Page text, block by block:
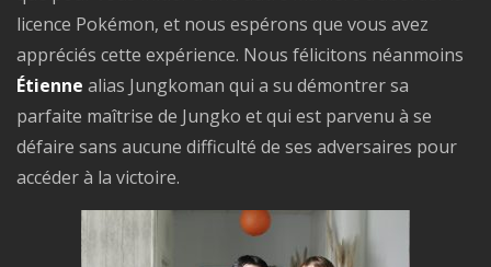
licence Pokémon, et nous espérons que vous avez
appréciés cette expérience. Nous félicitons néanmoins
Étienne alias Jungkoman qui a su démontrer sa
parfaite maîtrise de Jungko et qui est parvenu à se
défaire sans aucune difficulté de ses adversaires pour
accéder à la victoire.